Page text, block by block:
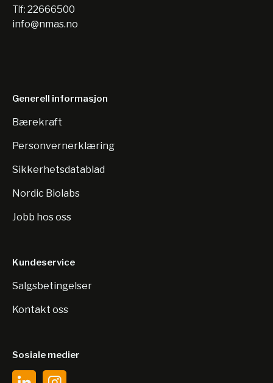
Tlf: 22666500
info@nmas.no
Generell informasjon
Bærekraft
Personvernerklæring
Sikkerhetsdatablad
Nordic Biolabs
Jobb hos oss
Kundeservice
Salgsbetingelser
Kontakt oss
Sosiale medier